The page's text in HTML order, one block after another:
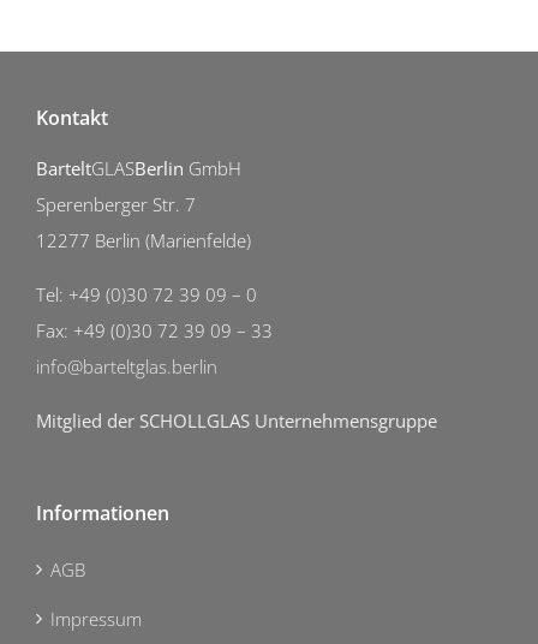
Kontakt
BarteltGLASBerlin GmbH
Sperenberger Str. 7
12277 Berlin (Marienfelde)
Tel: +49 (0)30 72 39 09 – 0
Fax: +49 (0)30 72 39 09 – 33
info@barteltglas.berlin
Mitglied der SCHOLLGLAS Unternehmensgruppe
Informationen
AGB
Impressum